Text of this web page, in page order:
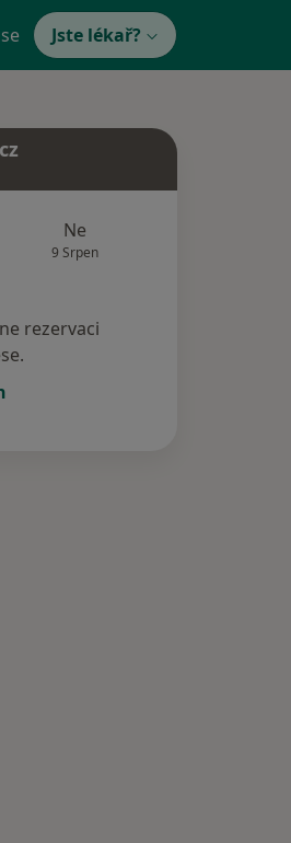
Jste lékař?
Ne
9 Srpen
rezervaci